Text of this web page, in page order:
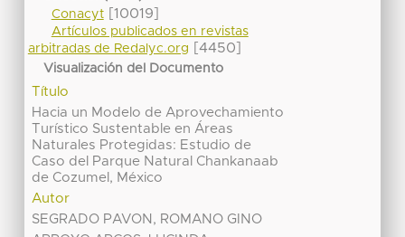
Conacyt[10019]
Artículos publicados en revistas
arbitradas de Redalyc.org
[4450]
Visualización del Documento
Título
Hacia un Modelo de Aprovechamiento
Turístico Sustentable en Áreas
Naturales Protegidas: Estudio de
Caso del Parque Natural Chankanaab
de Cozumel, México
Autor
SEGRADO PAVON, ROMANO GINO